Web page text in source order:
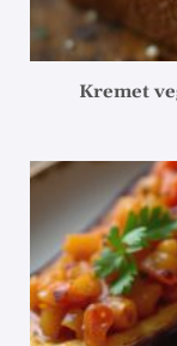
Kremet